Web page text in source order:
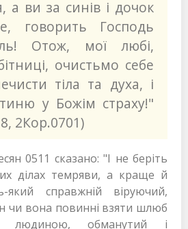
а ви за синів і дочок
говорить Господь
Отож, мої любі,
очистьмо себе
тіла та духа, і
у Божім страху!"
2Кор.0701)
0511 сказано: "І не беріть
ділах темряви, а краще й
який справжній віруючий,
чи вона повинні взяти шлюб
людиною, обманутий і